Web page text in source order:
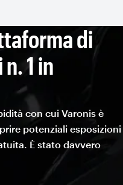
di
1 in
con cui Varonis è
potenziali esposizioni
È stato davvero